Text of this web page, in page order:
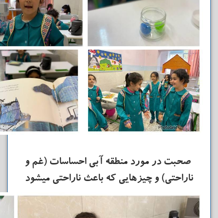
صحبت در مورد منطقه آبی احساسات (غم و
ناراحتی) و چیزهایی که باعث ناراحتی میشود